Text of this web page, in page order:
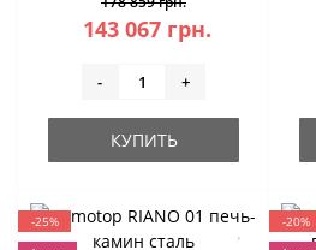
143 067 грн.
- +
КУПИТЬ
-25%
-20%